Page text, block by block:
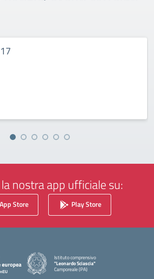
nostra app ufficiale su:
App Store Play Store
Istituto comprensivo
"Leonardo Sciascia"
Camporeale (PA)
— Visita la pagina iniziale della scuola